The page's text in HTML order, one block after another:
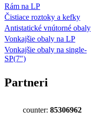
Rám na LP
Čistiace roztoky a kefky
Antistatické vnútorné obaly
Vonkajšie obaly na LP
Vonkajšie obaly na single-
SP(7")
Partneri
counter: 85306962